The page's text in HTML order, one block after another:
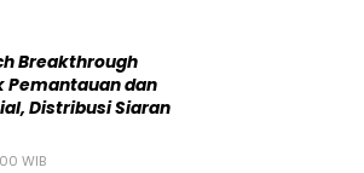
Breakthrough
Pemantauan dan
Distribusi Siaran
WIB